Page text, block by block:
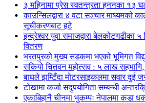
३ महिनामा प्रेस स्वतन्त्रता हननका १३
काउन्सिलद्वारा ४ वटा सञ्चार माध्यमको
सूचीकरणबाट हटे
इन्द्रेश्वर युवा समाजद्वारा बेलकोटगढीका ५
वितरण
भरतपुरको मुख्य सडकमा भएको भूमिगत
सकियो चितवन महोत्सव : ५ लाख
बाघले झम्टिँदा मोटरसाइकलमा सवार दुई
टोखामा कर्जा सदुपयोगिता सम्बन्धी
एकाबिहानै चीनमा भुकम्पः नेपालमा कडा